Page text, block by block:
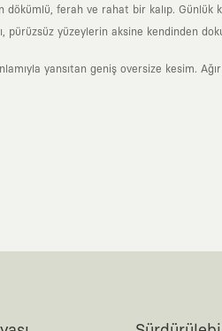
dökümlü, ferah ve rahat bir kalıp.
pürüzsüz yüzeylerin aksine
yansıtan geniş oversize kesim.